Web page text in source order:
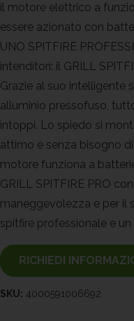
il motore elettrico a
essere azionato con
UNO SPITFIRE
intenditori: il GRILL
Grazie al suo intelligente
alluminio pressofuso,
intoppi. Lo spiedo si
attimo e senza bisogno
motore funziona a
GRILL SPITFIRE PRO
maneggevolezza e per il
spitfire professionale e
RICHIEDI
SKU: 4000591006692